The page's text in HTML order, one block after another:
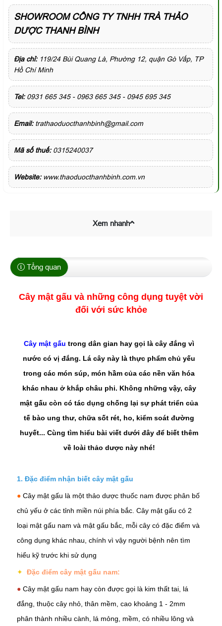
SHOWROOM CÔNG TY TNHH TRÀ THẢO
DƯỢC THANH BÌNH
Địa chỉ: 119/24 Bùi Quang Là, Phường 12, quận Gò Vấp, TP
Hồ Chí Minh
Tel:0931 665 345 - 0963 665 345 - 0945 695 345
Email:trathaoduocthanhbinh@gmail.com
Mã số thuế: 0315240037
Website:www.thaoduocthanhbinh.com.vn
Xem nhanh
Tổng quan
Cây mật gấu và những công dụng tuyệt vời
đối với sức khỏe
Cây mật gấu trong dân gian hay gọi là cây đắng vì
nước có vị đắng. Lá cây này là thực phẩm chủ yếu
trong các món súp, món hầm của các nền văn hóa
khác nhau ở khắp châu phi. Không những vậy, cây
mật gấu còn có tác dụng chống lại sự phát triển của
tế bào ung thư, chữa sốt rét, ho, kiểm soát đường
huyết... Cùng tìm hiểu bài viết dưới đây để biết thêm
về loài thảo dược này nhé!
1. Đặc điểm nhận biết cây mật gấu
● Cây mật gấu là một thảo dược thuốc nam được phân bố
chủ yếu ở các tỉnh miền núi phía bắc. Cây mật gấu có 2
loại mật gấu nam và mật gấu bắc, mỗi cây có đặc điểm và
công dụng khác nhau, chính vì vậy người bệnh nên tìm
hiểu kỹ trước khi sử dụng
✦ Đặc điểm cây mật gấu nam:
● Cây mật gấu nam hay còn được gọi là kim thất tai, lá
đắng, thuộc cây nhỏ, thân mềm, cao khoảng 1 - 2mm
phân thành nhiều cành, lá mỏng, mềm, có nhiều lông và